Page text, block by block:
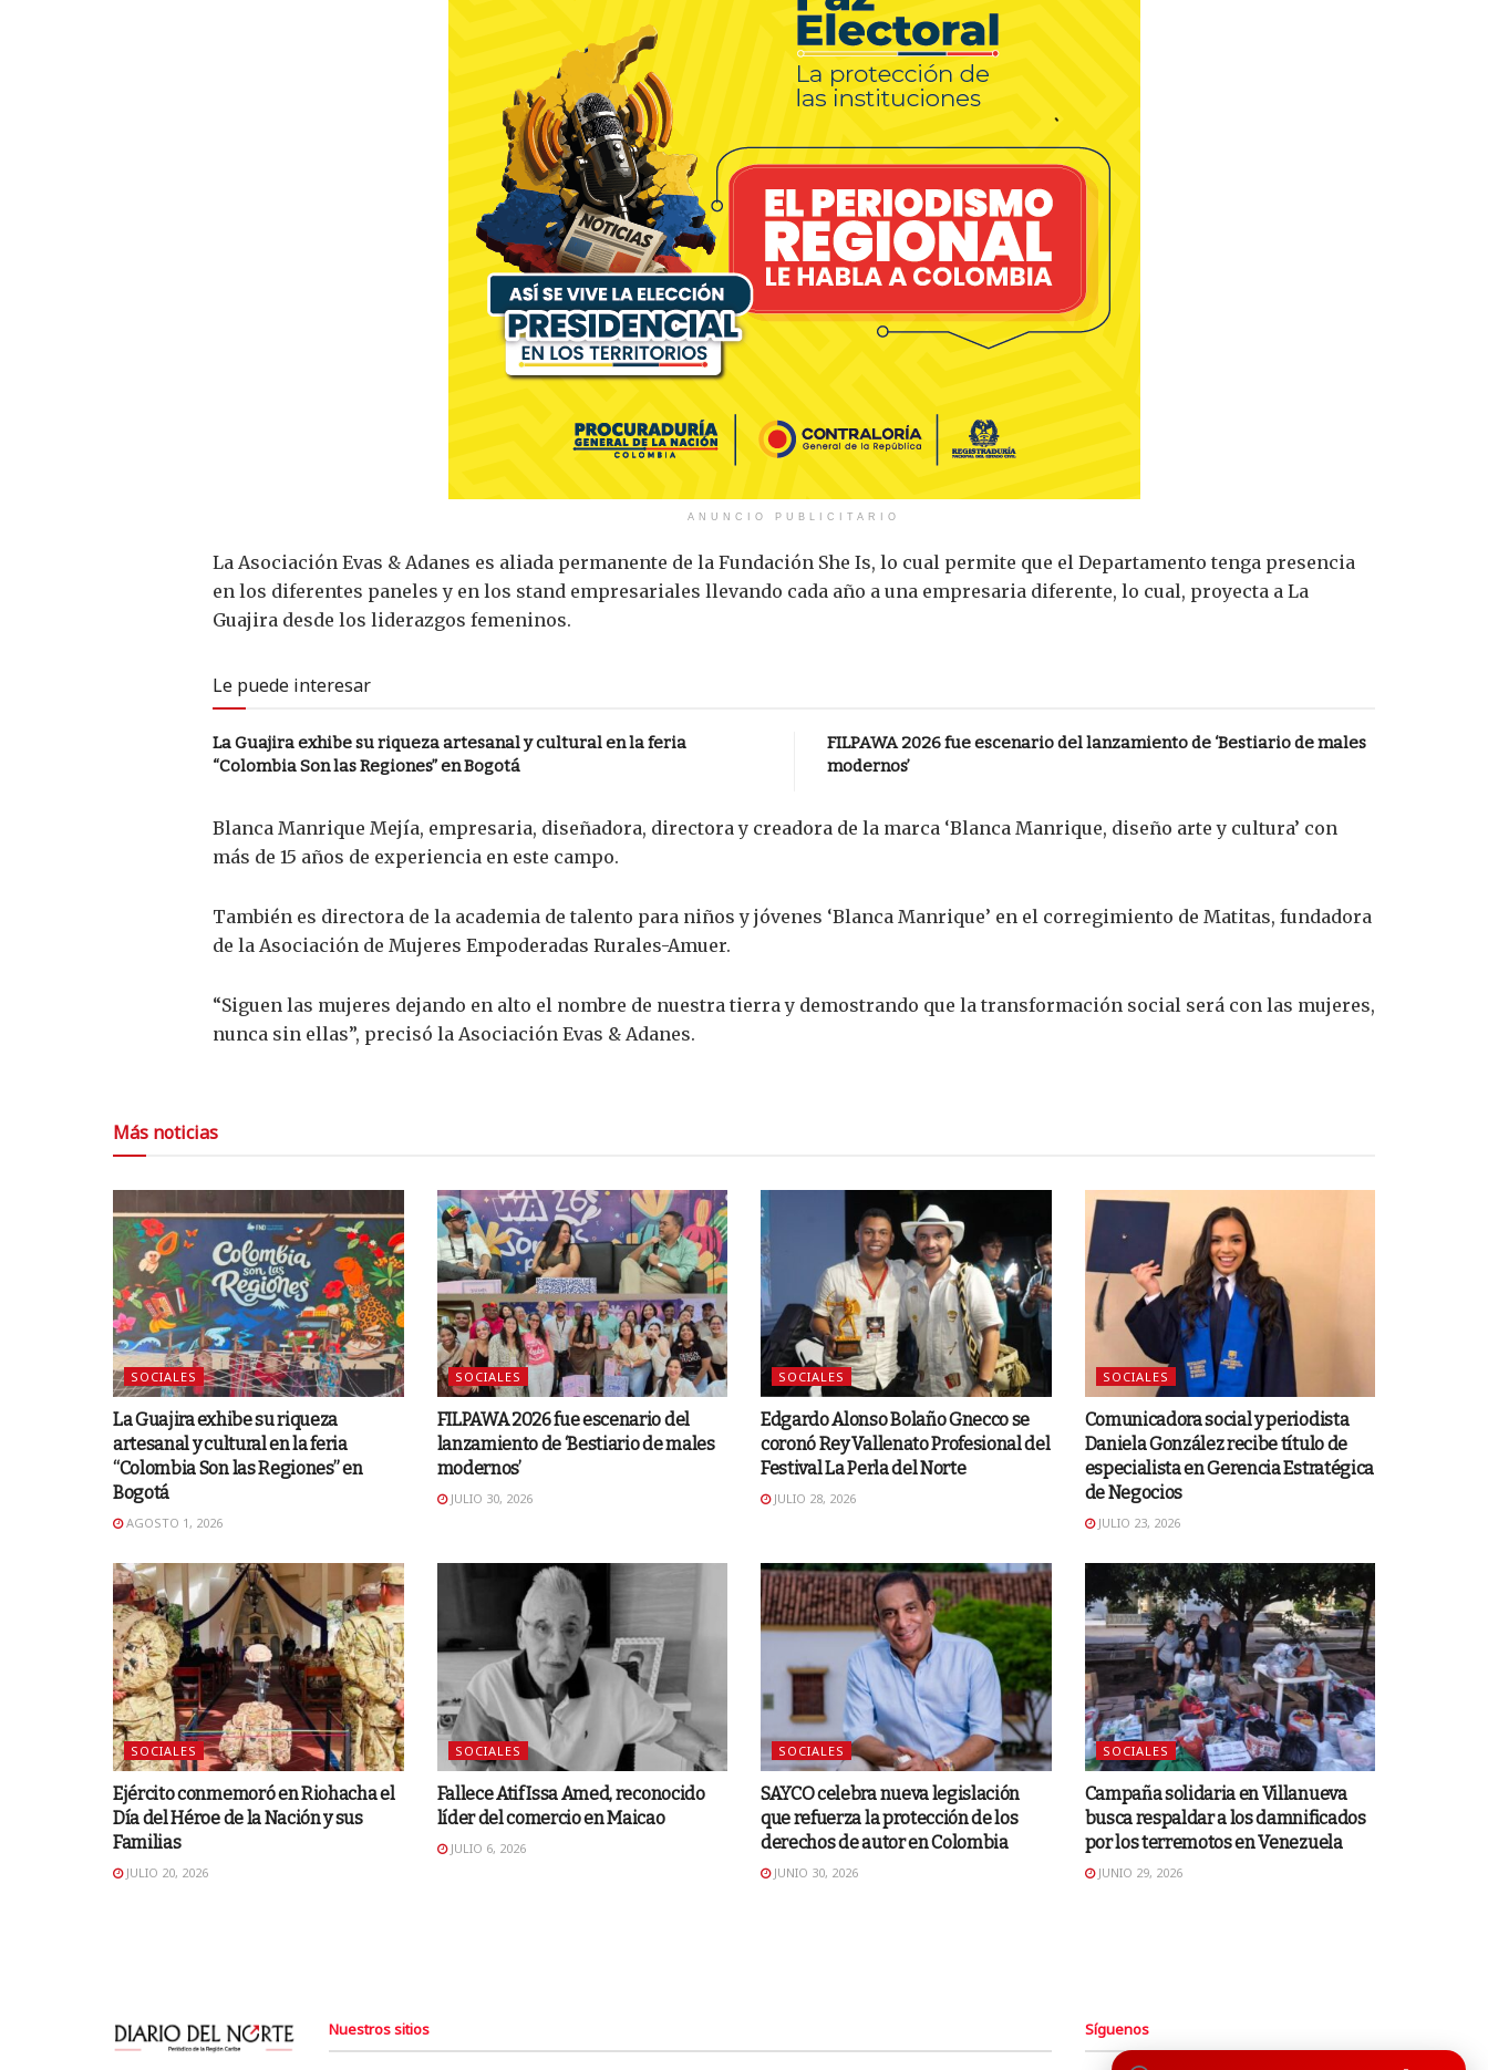
ANUNCIO PUBLICITARIO
La Asociación Evas & Adanes es aliada permanente de la Fundación She Is, lo cual permite que el Departamento tenga presencia
en los diferentes paneles y en los stand empresariales llevando cada año a una empresaria diferente, lo cual, proyecta a La
Guajira desde los liderazgos femeninos.
Le puede interesar
La Guajira exhibe su riqueza artesanal y cultural en la feria
“Colombia Son las Regiones” en Bogotá
FILPAWA 2026 fue escenario del lanzamiento de ‘Bestiario de males
modernos’
Blanca Manrique Mejía, empresaria, diseñadora, directora y creadora de la marca ‘Blanca Manrique, diseño arte y cultura’ con
más de 15 años de experiencia en este campo.
También es directora de la academia de talento para niños y jóvenes ‘Blanca Manrique’ en el corregimiento de Matitas, fundadora
de la Asociación de Mujeres Empoderadas Rurales-Amuer.
“Siguen las mujeres dejando en alto el nombre de nuestra tierra y demostrando que la transformación social será con las mujeres,
nunca sin ellas”, precisó la Asociación Evas & Adanes.
Más noticias
SOCIALES
La Guajira exhibe su riqueza
artesanal y cultural en la feria
“Colombia Son las Regiones” en
Bogotá
AGOSTO 1, 2026
SOCIALES
FILPAWA 2026 fue escenario del
lanzamiento de ‘Bestiario de males
modernos’
JULIO 30, 2026
SOCIALES
Edgardo Alonso Bolaño Gnecco se
coronó Rey Vallenato Profesional del
Festival La Perla del Norte
JULIO 28, 2026
SOCIALES
Comunicadora social y periodista
Daniela González recibe título de
especialista en Gerencia Estratégica
de Negocios
JULIO 23, 2026
SOCIALES
Ejército conmemoró en Riohacha el
Día del Héroe de la Nación y sus
Familias
JULIO 20, 2026
SOCIALES
Fallece Atif Issa Amed, reconocido
líder del comercio en Maicao
JULIO 6, 2026
SOCIALES
SAYCO celebra nueva legislación
que refuerza la protección de los
derechos de autor en Colombia
JUNIO 30, 2026
SOCIALES
Campaña solidaria en Villanueva
busca respaldar a los damnificados
por los terremotos en Venezuela
JUNIO 29, 2026
Nuestros sitios Síguenos